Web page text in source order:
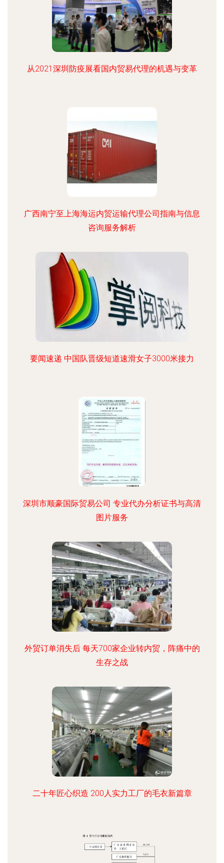
从2021深圳防疫展看国内贸易代理的机遇与变革
广西南宁至上海海运内贸运输代理公司指南与信息
咨询服务解析
要闻速递 中国队晋级短道速滑女子3000米接力
深圳市顺豪国际贸易公司 专业代办分析证书与高清
图片服务
外贸订单消失后 每天700家企业转内贸，阵痛中的
生存之战
二十年匠心织造 200人实力工厂的毛衣新篇章